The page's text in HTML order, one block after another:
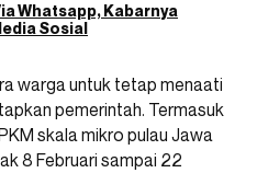
Whatsapp, Kabarnya
Sosial
warga untuk tetap menaati
pemerintah. Termasuk
skala mikro pulau Jawa
8 Februari sampai 22